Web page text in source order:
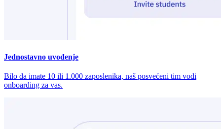
Jednostavno uvođenje
Bilo da imate 10 ili 1.000 zaposlenika, naš posvećeni tim vodi
onboarding za vas.